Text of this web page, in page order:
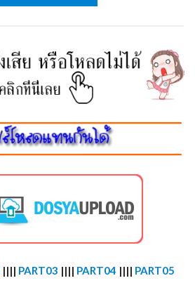
|||| PART03 |||| PART04 |||| PART05